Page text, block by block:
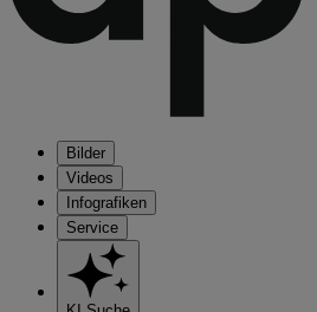
Bilder
Videos
Infografiken
Service